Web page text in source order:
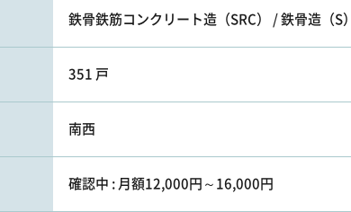
鉄骨鉄筋コンクリート造（SRC） / 鉄骨造（S）
351 戸
南西
確認中 : 月額12,000円～16,000円